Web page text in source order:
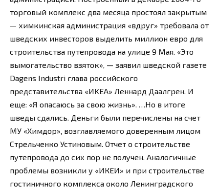
торговый комплекс два месяца простоял закрытым
— химкинская администрация «вдруг» требовала от
шведских инвесторов выделить миллион евро для
строительства путепровода на улице 9 Мая. «Это
вымогательство взяток», — заявил шведской газете
Dagens Industri глава российского
представительства «ИKEA» Леннард Даалгрен. И
еще: «Я опасаюсь за свою жизнь». …Но в итоге
шведы сдались. Деньги были перечислены на счет
МУ «Химдор», возглавляемого доверенным лицом
Стрельченко Устиновым. Отчет о строительстве
путепровода до сих пор не получен. Аналогичные
проблемы возникли у «ИКЕИ» и при строительстве
гостиничного комплекса около Ленинградского